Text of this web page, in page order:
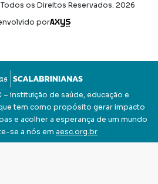
os Direitos Reservados. 2026
por
– instituição de saúde, educação e
tem como propósito gerar impacto
e acolher a esperança de um mundo
se a nós em aesc.org.br